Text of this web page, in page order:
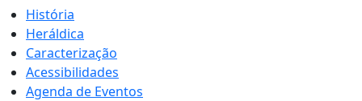
História
Heráldica
Caracterização
Acessibilidades
Agenda de Eventos